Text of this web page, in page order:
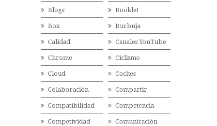
Blogs Booklet
Box Burbuja
Calidad Canales YouTube
Chrome Ciclismo
Cloud Coches
Colaboración Compartir
Compatibilidad Competencia
Competividad Comunicación